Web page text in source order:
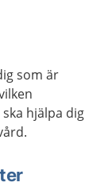
som är
hjälpa dig